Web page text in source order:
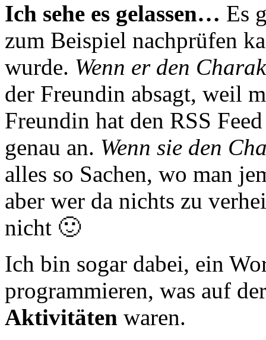
Ich sehe es gelassen… Es
zum Beispiel nachprüfen
wurde. Wenn er den
der Freundin absagt, weil
Freundin hat den RSS
genau an. Wenn sie den
alles so Sachen, wo man
aber wer da nichts zu
nicht 🙂
Ich bin sogar dabei, ein
programmieren, was auf
Aktivitäten waren.